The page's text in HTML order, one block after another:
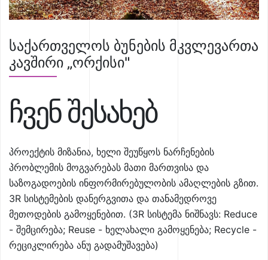
საქართველოს ბუნების მკვლევართა
კავშირი „ორქისი"
ჩვენ შესახებ
პროექტის მიზანია, ხელი შეუწყოს ნარჩენების
პრობლემის მოგვარებას მათი მართვისა და
საზოგადოების ინფორმირებულობის ამაღლების გზით.
3R სისტემების დანერგვითა და თანამედროვე
მეთოდების გამოყენებით. (3R სისტემა ნიშნავს: Reduce
- შემცირება; Reuse - ხელახალი გამოყენება; Recycle -
რეციკლირება ანუ გადამუშავება)